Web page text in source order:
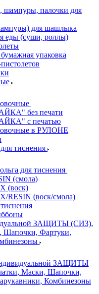
шампуры, палочки для
для шашлыка
еды (суши, роллы)
упаковка
без печати
с печатью
в РУЛОНЕ
тиснения
для тиснения
(смола)
(воск)
RESIN (воск/смола)
ЗАЩИТЫ (СИЗ),
Шапочки, Фартуки,
ЗАЩИТЫ
Маски, Шапочки,
Комбинезоны